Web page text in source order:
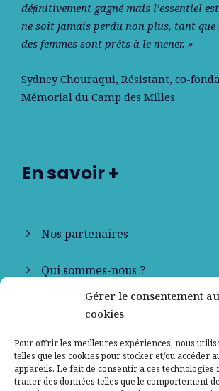
Gérer le consentement
cookies
Pour offrir les meilleures expériences, nous
telles que les cookies pour stocker et/ou accéder
appareils. Le fait de consentir à ces technologies
traiter des données telles que le comportement
déﬁnitivement gagné mais l’essentiel
ne soit jamais perdu non plus, tant que
des femmes sont prêts à le mener. »
Sydney Chouraqui, Résistant, co-
Mémorial du Camp des Milles
En savoir +
Nos partenaires
Qui sommes-nous ?
Contactez-nous
Mentions légales
Politique de confidentialité